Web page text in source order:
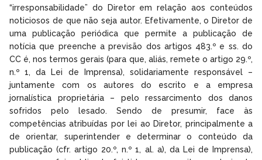
“irresponsabilidade” do Diretor em relação aos conteúdos
noticiosos de que não seja autor. Efetivamente, o Diretor de
uma publicação periódica que permite a publicação de
notícia que preenche a previsão dos artigos 483.º e ss. do
CC é, nos termos gerais (para que, aliás, remete o artigo 29.º,
n.º 1, da Lei de Imprensa), solidariamente responsável –
juntamente com os autores do escrito e a empresa
jornalística proprietária – pelo ressarcimento dos danos
sofridos pelo lesado. Sendo de presumir, face às
competências atribuídas por lei ao Diretor, principalmente a
de orientar, superintender e determinar o conteúdo da
publicação (cfr. artigo 20.º, n.º 1, al. a), da Lei de Imprensa),